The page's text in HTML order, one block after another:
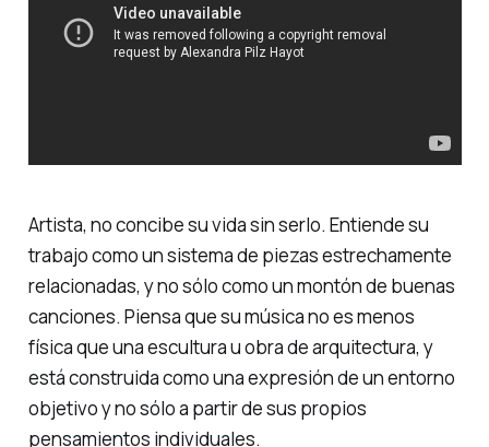
Artista, no concibe su vida sin serlo. Entiende su
trabajo como un sistema de piezas estrechamente
relacionadas, y no sólo como un montón de buenas
canciones. Piensa que su música no es menos
física que una escultura u obra de arquitectura, y
está construida como una expresión de un entorno
objetivo y no sólo a partir de sus propios
pensamientos individuales.